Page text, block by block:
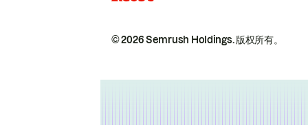
© 2026 Semrush Holdings.版权所有。